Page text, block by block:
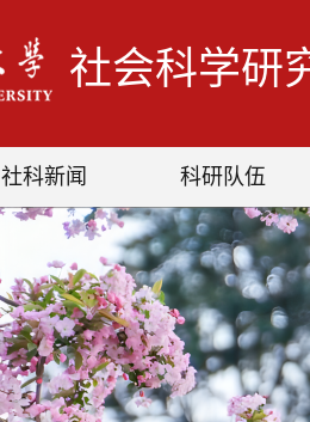
社会科学研
社科新闻 科研队伍